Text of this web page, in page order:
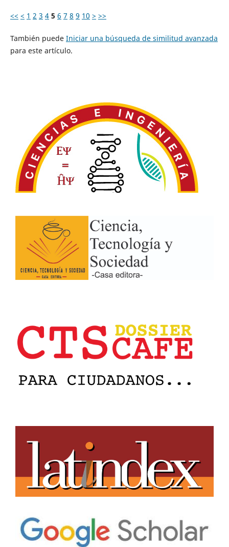
<< < 1 2 3 4 5 6 7 8 9 10 > >>
También puede Iniciar una búsqueda de similitud avanzada
para este artículo.